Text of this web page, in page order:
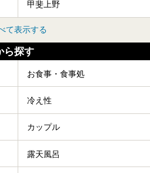
甲斐上野
て表示する
ら探す
お食事・食事処
冷え性
カップル
露天風呂